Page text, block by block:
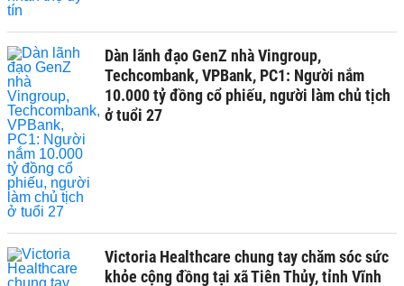
Dàn lãnh đạo GenZ nhà Vingroup,
Techcombank, VPBank, PC1: Người nắm
10.000 tỷ đồng cổ phiếu, người làm chủ tịch
ở tuổi 27
Victoria Healthcare chung tay chăm sóc sức
khỏe cộng đồng tại xã Tiên Thủy, tỉnh Vĩnh